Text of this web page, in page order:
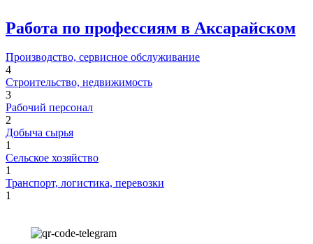
Работа по профессиям в Аксарайском
Производство, сервисное обслуживание
4
Строительство, недвижимость
3
Рабочий персонал
2
Добыча сырья
1
Сельское хозяйство
1
Транспорт, логистика, перевозки
1